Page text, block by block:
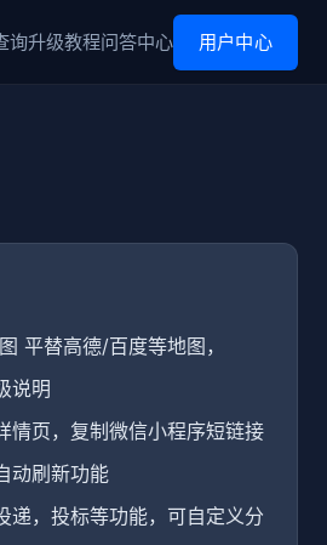
询升级教程问答中心 用户中心
平替高德/百度等地图，
说明
情页，复制微信小程序短链接
动刷新功能
递，投标等功能，可自定义分